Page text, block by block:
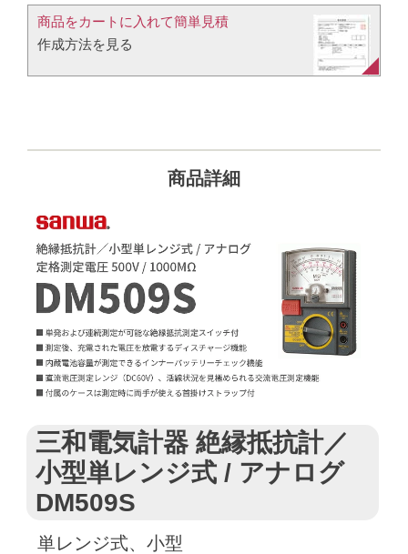
商品をカートに入れて簡単見積​
作成方法を見る​​
商品詳細
三和電気計器 絶縁抵抗計／
小型単レンジ式 / アナログ
DM509S
単レンジ式、小型